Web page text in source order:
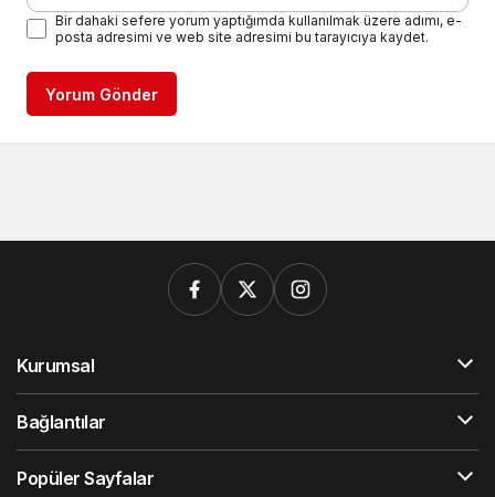
Bir dahaki sefere yorum yaptığımda kullanılmak üzere adımı, e-
posta adresimi ve web site adresimi bu tarayıcıya kaydet.
Yorum Gönder
Kurumsal
Bağlantılar
Popüler Sayfalar